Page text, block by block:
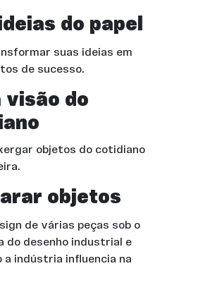
do papel
suas ideias em
de sucesso.
visão do
objetos do cotidiano
objetos
de várias peças sob o
do desenho industrial e
a indústria influencia na